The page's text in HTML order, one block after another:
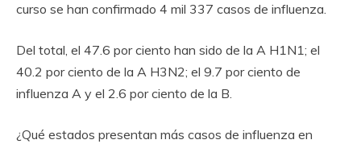
curso se han confirmado 4 mil 337 casos de influenza.
Del total, el 47.6 por ciento han sido de la A H1N1; el
40.2 por ciento de la A H3N2; el 9.7 por ciento de
influenza A y el 2.6 por ciento de la B.
¿Qué estados presentan más casos de influenza en